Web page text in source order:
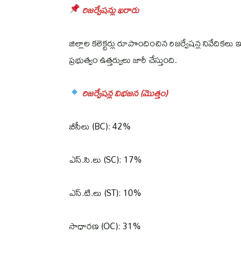
రిజర్వేషన్లు ఖరారు
జిల్లాల కలెక్టర్లు రూపొందించిన రిజర్వేషన్ల
ప్రభుత్వం ఉత్తర్వులు జారీ చేస్తుంది.
రిజర్వేషన్ల విభజన (మొత్తం)
బీసీలు (BC): 42%
ఎస్‌.సి.లు (SC): 17%
ఎస్‌.టి.లు (ST): 10%
సాధారణ (OC): 31%